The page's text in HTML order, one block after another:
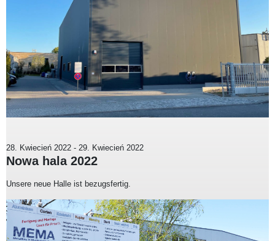
28. Kwiecień 2022 - 29. Kwiecień 2022
Nowa hala 2022
Unsere neue Halle ist bezugsfertig.